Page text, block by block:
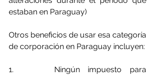
estaban en Paraguay)
Otros beneficios de usar esa categoría
de corporación en Paraguay incluyen:
1. Ningún impuesto para